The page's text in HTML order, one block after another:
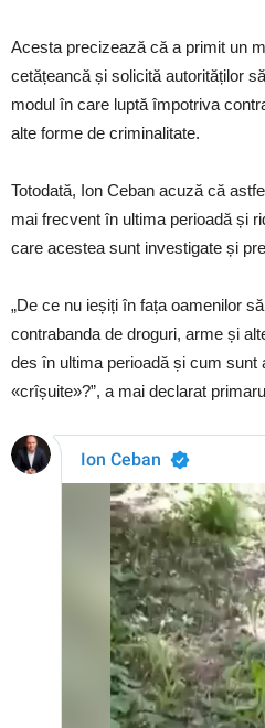
Acesta precizează că a primit un
cetățeancă și solicită autorităților
modul în care luptă împotriva
alte forme de criminalitate.
Totodată, Ion Ceban acuză că
mai frecvent în ultima perioadă și
care acestea sunt investigate și
„De ce nu ieșiți în fața oamenilor
contrabanda de droguri, arme și
des în ultima perioadă și cum sunt
«crîșuite»?”, a mai declarat